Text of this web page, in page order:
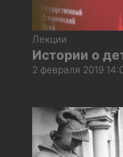
Лекции
Истории о
2 февраля 2019